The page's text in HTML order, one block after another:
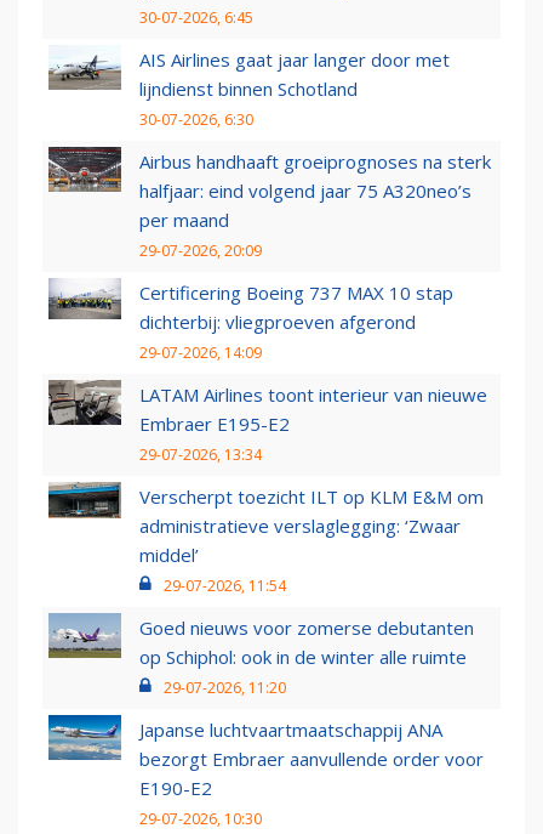
30-07-2026, 6:45
AIS Airlines gaat jaar langer door met
lijndienst binnen Schotland
30-07-2026, 6:30
Airbus handhaaft groeiprognoses na sterk
halfjaar: eind volgend jaar 75 A320neo’s
per maand
29-07-2026, 20:09
Certificering Boeing 737 MAX 10 stap
dichterbij: vliegproeven afgerond
29-07-2026, 14:09
LATAM Airlines toont interieur van nieuwe
Embraer E195-E2
29-07-2026, 13:34
Verscherpt toezicht ILT op KLM E&M om
administratieve verslaglegging: ‘Zwaar
middel’
29-07-2026, 11:54
Goed nieuws voor zomerse debutanten
op Schiphol: ook in de winter alle ruimte
29-07-2026, 11:20
Japanse luchtvaartmaatschappij ANA
bezorgt Embraer aanvullende order voor
E190-E2
29-07-2026, 10:30